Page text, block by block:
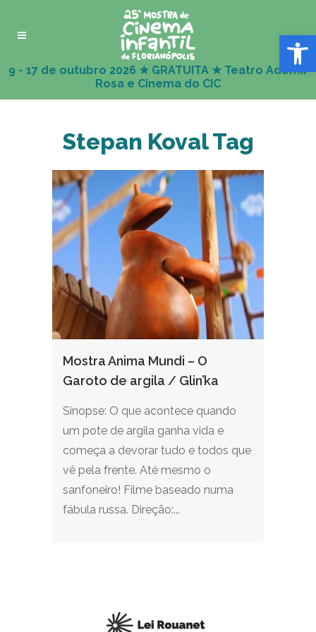
Abrir
Stepan Koval Tag
Mostra Anima Mundi – O
Garoto de argila / Glin’ka
Sinopse: O que acontece quando
um pote de argila ganha vida e
começa a devorar tudo e todos que
vê pela frente. Até mesmo o
sanfoneiro! Filme baseado numa
fábula russa. Direção:...